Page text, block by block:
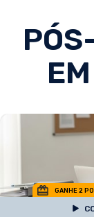
GANHE 2